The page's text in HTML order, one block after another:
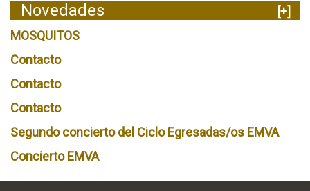
Novedades
[+]
MOSQUITOS
Contacto
Contacto
Contacto
Segundo concierto del Ciclo Egresadas/os EMVA
Concierto EMVA